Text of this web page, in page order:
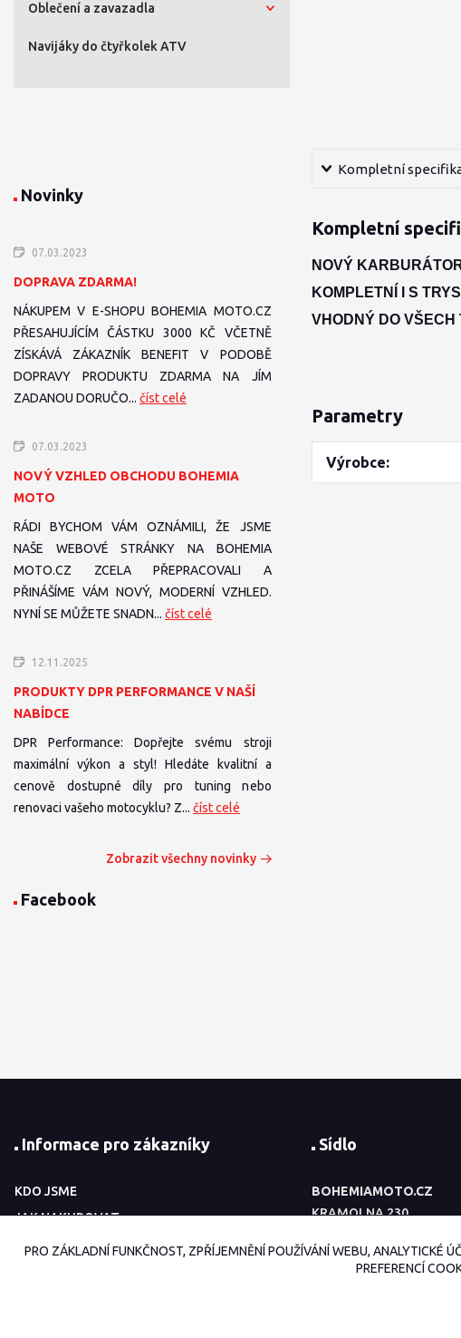
Oblečení a zavazadla
Navijáky do čtyřkolek ATV
Novinky
07.03.2023
DOPRAVA ZDARMA!
NÁKUPEM V E-SHOPU BOHEMIA MOTO.CZ
PŘESAHUJÍCÍM ČÁSTKU 3000 KČ VČETNĚ
ZÍSKÁVÁ ZÁKAZNÍK BENEFIT V PODOBĚ
DOPRAVY PRODUKTU ZDARMA NA JÍM
ZADANOU DORUČO... číst celé
07.03.2023
NOVÝ VZHLED OBCHODU BOHEMIA
MOTO
RÁDI BYCHOM VÁM OZNÁMILI, ŽE JSME
NAŠE WEBOVÉ STRÁNKY NA BOHEMIA
MOTO.CZ ZCELA PŘEPRACOVALI A
PŘINÁŠÍME VÁM NOVÝ, MODERNÍ VZHLED.
NYNÍ SE MŮŽETE SNADN... číst celé
12.11.2025
PRODUKTY DPR PERFORMANCE V NAŠÍ
NABÍDCE
DPR Performance: Dopřejte svému stroji
maximální výkon a styl! Hledáte kvalitní a
cenově dostupné díly pro tuning nebo
renovaci vašeho motocyklu? Z... číst celé
Zobrazit všechny novinky
Facebook
Kompletní
Kompletní
NOVÝ
KOMPLETNÍ I S
VHODNÝ DO VŠECH
Parametry
Výrobce
Informace pro zákazníky
KDO JSME
JAK NAKUPOVAT
OBCHODNÍ PODMÍNKY
Sídlo
BOHEMIAMOTO.CZ
KRAMOLNA 230
88526682
PRO ZÁKLADNÍ FUNKČNOST, ZPŘÍJEMNĚNÍ POUŽÍVÁNÍ WEBU, ANALYTICKÉ
PREFERENCÍ